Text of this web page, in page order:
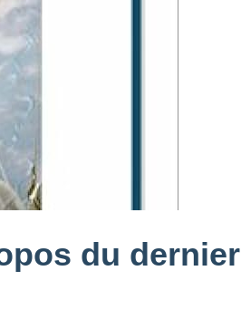
du dernier